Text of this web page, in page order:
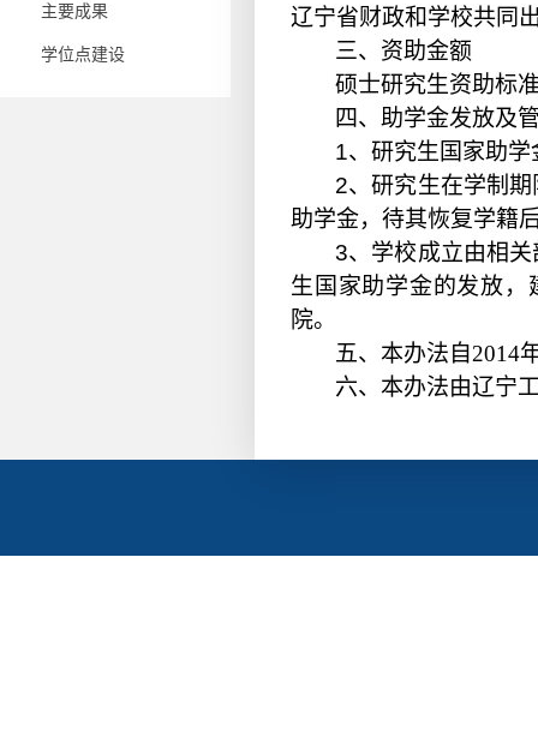
主要成果
学位点建设
辽宁省财政和学校共同
三、资助金额
硕士研究生资助标
四、助学金发放及
1、 研究生 国家助学
2、研究生在学制
助学金，待其恢复学籍
3、 学校成立由相
生国家助学金的发放
院。
五、本办法自2014
六、本办法由辽宁